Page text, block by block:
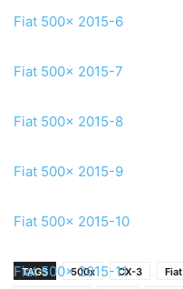
Fiat 500x 2015-6
Fiat 500x 2015-7
Fiat 500x 2015-8
Fiat 500x 2015-9
Fiat 500x 2015-10
Fiat 500x 2015-11
TAGS 500x CX-3 Fiat